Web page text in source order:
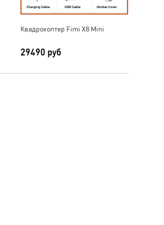
Квадрокоптер Fimi X8 Mini
29490 руб